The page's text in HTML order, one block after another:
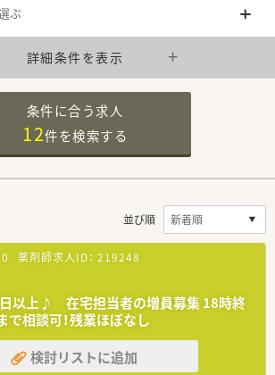
ぶ
詳細条件を表示
条件に合う求人
12件を検索する
並び順
薬剤師求人ID： 219248
日以上♪ 在宅担当者の増員募集 18時終
で相談可！残業ほぼなし
検討リストに追加